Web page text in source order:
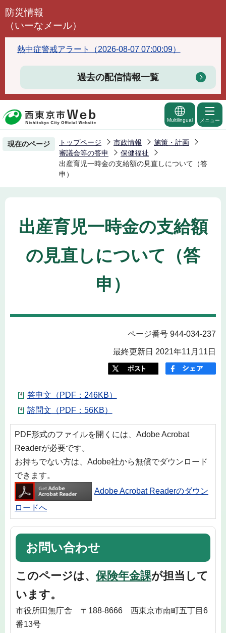
こ
頭
で
防災情報
（いーなメール）
熱中症警戒アラート（2026-08-07 07:00:09）
過去の配信情報一覧
Multilingual メニュー
現在のページ トップページ 市政情報
施策・計画
審議会等の答申
保健福祉
出産育児一時金の支給額の見直しについて（答
申）
出産育児一時金の支給額
の見直しについて（答
申）
ページ番号 944-034-237
最終更新日 2021年11月11日
答申文（PDF：246KB）
諮問文（PDF：56KB）
PDF形式のファイルを開くには、Adobe Acrobat
Readerが必要です。
お持ちでない方は、Adobe社から無償でダウンロード
できます。
Adobe Acrobat Readerのダウン
ロードへ
お問い合わせ
このページは、 保険年金課が担当して
います。
市役所田無庁舎 〒188-8666 西東京市南町五丁目6
番13号